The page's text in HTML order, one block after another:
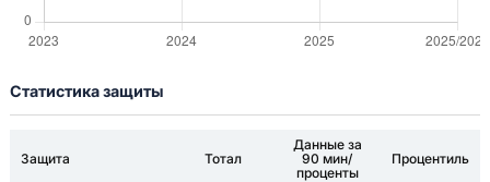
Статистика защиты
Защита Тотал
Данные за
90 мин/
проценты
Процентиль